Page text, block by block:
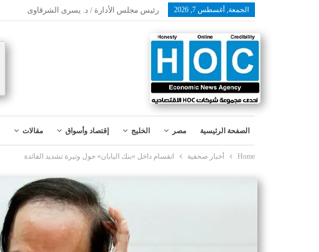
الجمعة, أغسطس 7, 2026 رئيس مجلس الأدارة / د. يسرى الشرقاوى
الصفحة الرئيسية مصر الخليج إقتصاد وأسواق مقالات
Home أخبار صحفية انقسام داخل «بنك اليابان» حول وتيرة تشديد الفائدة